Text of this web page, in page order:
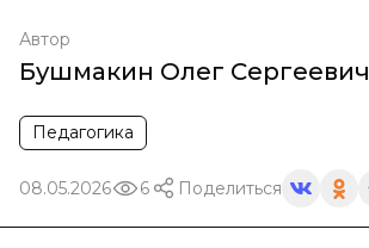
Автор
Бушмакин Олег Сергеевич
Педагогика
08.05.2026 6 Поделиться